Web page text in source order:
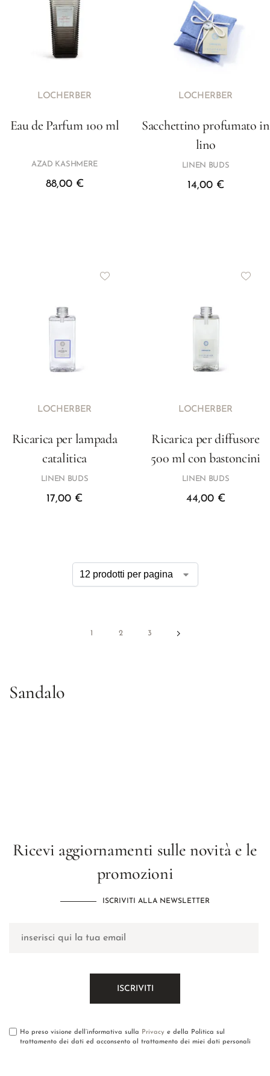
Sandalo
LOCHERBER
Eau de Parfum 100 ml
AZAD KASHMERE
88,00 €
LOCHERBER
Sacchettino profumato in
lino
LINEN BUDS
14,00 €
LOCHERBER
Ricarica per lampada
catalitica
LINEN BUDS
17,00 €
LOCHERBER
Ricarica per diffusore
500 ml con bastoncini
LINEN BUDS
44,00 €
1 2 3
Ricevi aggiornamenti sulle novità e le
promozioni
ISCRIVITI ALLA NEWSLETTER
Ho preso visione dell’informativa sulla Privacy e della Politica sul
trattamento dei dati ed acconsento al trattamento dei miei dati personali